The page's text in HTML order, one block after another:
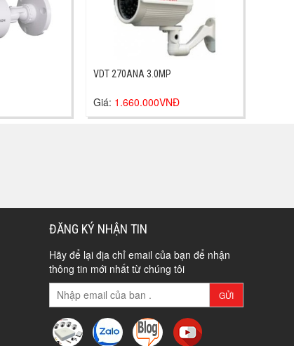
VDT 270ANA 3.0MP
Giá: 1.660.000VNĐ
ĐĂNG KÝ NHẬN TIN
Hãy để lại địa chỉ email của bạn để nhận
thông tin mới nhất từ chúng tôi
GỬI